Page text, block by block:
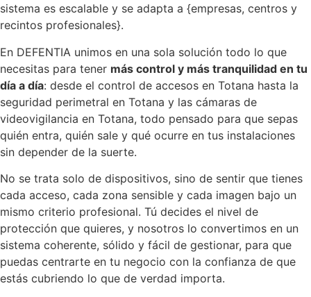
sistema es escalable y se adapta a {empresas, centros y
recintos profesionales}.
En DEFENTIA unimos en una sola solución todo lo que
necesitas para tener más control y más tranquilidad en tu
día a día: desde el control de accesos en Totana hasta la
seguridad perimetral en Totana y las cámaras de
videovigilancia en Totana, todo pensado para que sepas
quién entra, quién sale y qué ocurre en tus instalaciones
sin depender de la suerte.
No se trata solo de dispositivos, sino de sentir que tienes
cada acceso, cada zona sensible y cada imagen bajo un
mismo criterio profesional. Tú decides el nivel de
protección que quieres, y nosotros lo convertimos en un
sistema coherente, sólido y fácil de gestionar, para que
puedas centrarte en tu negocio con la confianza de que
estás cubriendo lo que de verdad importa.